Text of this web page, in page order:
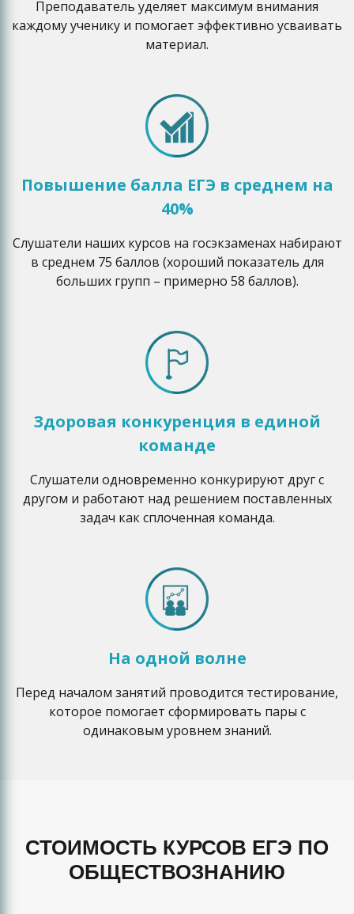
Преподаватель уделяет максимум внимания
каждому ученику и помогает эффективно усваивать
материал.
Повышение балла ЕГЭ в среднем на
40%
Слушатели наших курсов на госэкзаменах набирают
в среднем 75 баллов (хороший показатель для
больших групп – примерно 58 баллов).
Здоровая конкуренция в единой
команде
Слушатели одновременно конкурируют друг с
другом и работают над решением поставленных
задач как сплоченная команда.
На одной волне
Перед началом занятий проводится тестирование,
которое помогает сформировать пары с
одинаковым уровнем знаний.
СТОИМОСТЬ КУРСОВ ЕГЭ ПО
ОБЩЕСТВОЗНАНИЮ